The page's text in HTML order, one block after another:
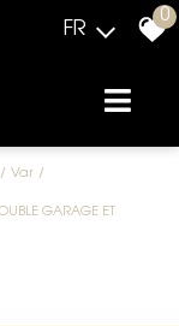
FR
0
Var
GARAGE ET